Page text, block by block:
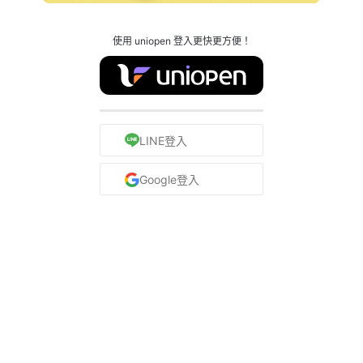
使用 uniopen 登入更快更方便！
LINE登入
Google登入